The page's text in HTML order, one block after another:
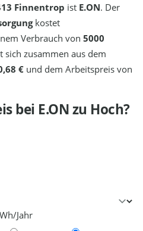
Finnentrop ist E.ON. Der
kostet
Verbrauch von5000
sich zusammen aus dem
€ und dem Arbeitspreis von
bei E.ONzu Hoch?
Jahr